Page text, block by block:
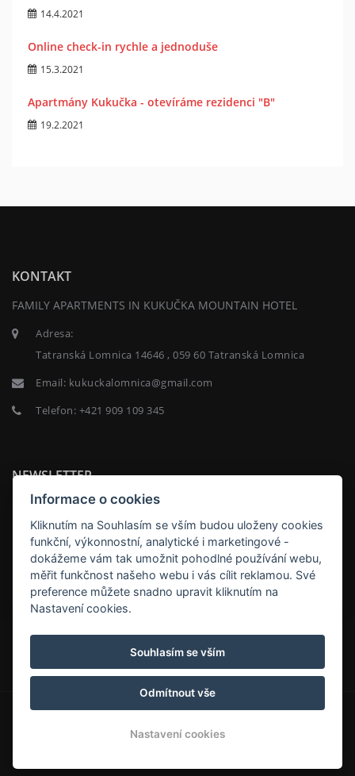
14.4.2021
Online check-in rychle a jednoduše
15.3.2021
Apartmány Kukučka - otevíráme rezidenci "B"
19.2.2021
KONTAKT
FAMILY APARTMENTS IN KUKUČKA MOUNTAIN HOTEL
Adresa:
Tatranská Lomnica 14646 , 059 60 Tatranská Lomnica
Email: kukuckalomnica@gmail.com
Telefon: +421 909 109 345
NEWSLETTER
ODEBÍRAT
Informace o cookies
Kliknutím na Souhlasím se vším budou uloženy cookies
funkční, výkonnostní, analytické i marketingové -
dokážeme vám tak umožnit pohodlné používání webu,
měřit funkčnost našeho webu i vás cílit reklamou. Své
preference můžete snadno upravit kliknutím na
Nastavení cookies.
Souhlasím se vším
Odmítnout vše
Nastavení cookies